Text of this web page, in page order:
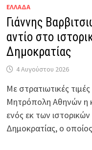
ΕΛΛΑΔΑ
Γιάννης
αντίο στο
Δημοκρατίας
4 Αυγούστου 2026
Με στρατιωτικές
Μητρόπολη Αθηνών η
ενός εκ των
Δημοκρατίας, ο